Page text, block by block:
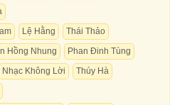
Lệ Hằng
Thái Thảo
Hồng Nhung
Phan Đinh Tùng
Nhạc Không Lời
Thúy Hà